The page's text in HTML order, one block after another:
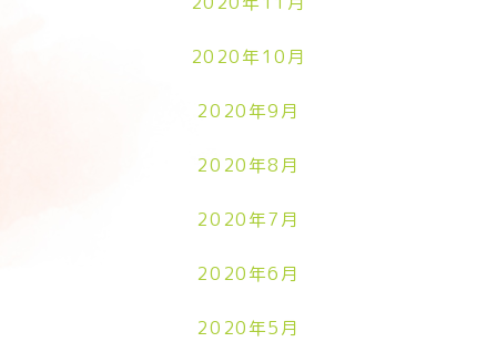
2020年10月
2020年9月
2020年8月
2020年7月
2020年6月
2020年5月